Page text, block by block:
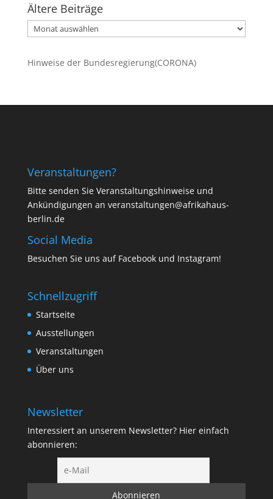
Ältere Beiträge
Ältere
Beiträge
Hinweise der Bundesregierung(CORONA)
Veranstaltungen?
Bitte senden Sie Veranstaltungshinweise und
Ankündigungen an veranstaltungen@afrikahaus-
berlin.de
Social Media
Besuchen Sie uns auf Facebookund Instagram!
Schnellzugriff
Startseite
Ausstellungen
Veranstaltungen
Über uns
Newsletter
Interessiert an unserem Newsletter? Hier einfach
abonnieren: